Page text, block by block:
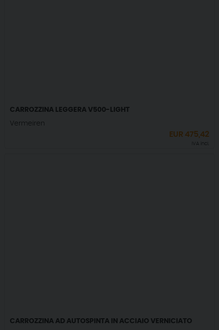
CARROZZINA LEGGERA V500-LIGHT
Vermeiren
EUR 475,42
IVA incl.
CARROZZINA AD AUTOSPINTA IN ACCIAIO VERNICIATO